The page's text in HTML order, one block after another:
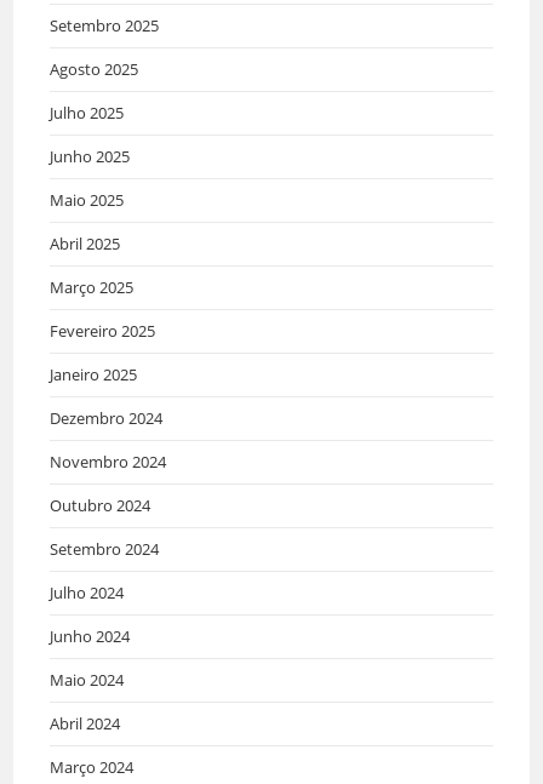
Setembro 2025
Agosto 2025
Julho 2025
Junho 2025
Maio 2025
Abril 2025
Março 2025
Fevereiro 2025
Janeiro 2025
Dezembro 2024
Novembro 2024
Outubro 2024
Setembro 2024
Julho 2024
Junho 2024
Maio 2024
Abril 2024
Março 2024